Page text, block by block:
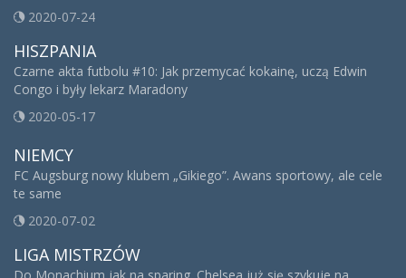
2020-07-24
HISZPANIA
Czarne akta futbolu #10: Jak przemycać kokainę, uczą Edwin
Congo i były lekarz Maradony
2020-05-17
NIEMCY
FC Augsburg nowy klubem „Gikiego”. Awans sportowy, ale cele
te same
2020-07-02
LIGA MISTRZÓW